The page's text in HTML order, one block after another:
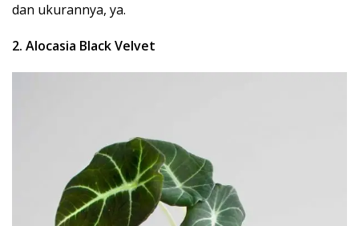
dan ukurannya, ya.
2. Alocasia Black Velvet